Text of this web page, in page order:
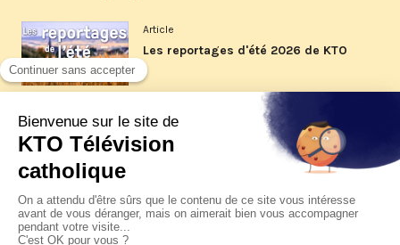
Article
Les reportages d'été 2026 de KTO
La visite pastorale du pape Léon
XIV à Assise à suivre sur KTO le
Article
Le pape en Uruguay, Argentine et